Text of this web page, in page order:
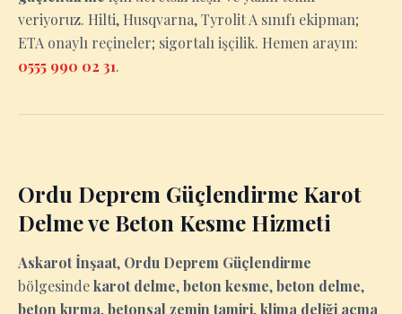
veriyoruz. Hilti, Husqvarna, Tyrolit A sınıfı ekipman;
ETA onaylı reçineler; sigortalı işçilik. Hemen arayın:
0555 990 02 31.
Ordu Deprem Güçlendirme Karot
Delme ve Beton Kesme Hizmeti
Askarot İnşaat, Ordu Deprem Güçlendirme
bölgesindekarot delme,beton kesme,beton delme,
beton kırma,betonsal zemin tamiri,klima deliği açma